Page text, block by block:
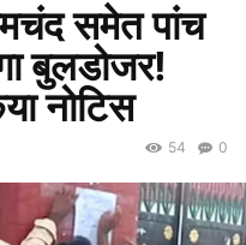
समेत पांच
बुलडोजर!
नोटिस
0
54